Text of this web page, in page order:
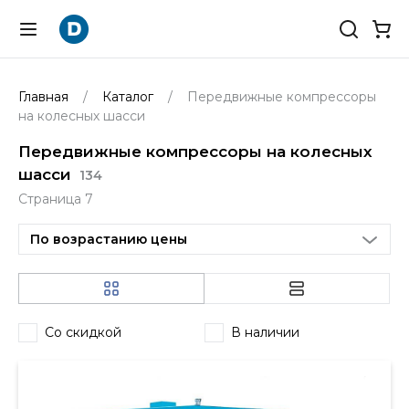
Главная Каталог
Передвижные компрессоры
на колесных шасси
Передвижные компрессоры на колесных
шасси
134
Страница 7
По возрастанию цены
Со скидкой В наличии